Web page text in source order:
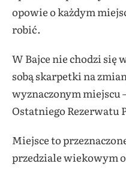
opowie o każdym
robić.
W Bajce nie chodzi się
sobą skarpetki na
wyznaczonym miejscu
Ostatniego Rezerwatu
Miejsce to
przedziale wiekowym